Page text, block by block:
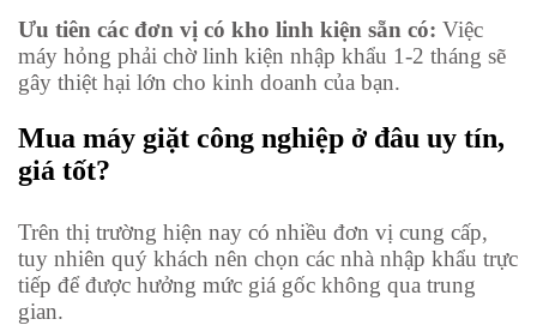
Ưu tiên các đơn vị có kho linh kiện sẵn có: Việc
máy hỏng phải chờ linh kiện nhập khẩu 1-2 tháng sẽ
gây thiệt hại lớn cho kinh doanh của bạn.
Mua máy giặt công nghiệp ở đâu uy tín,
giá tốt?
Trên thị trường hiện nay có nhiều đơn vị cung cấp,
tuy nhiên quý khách nên chọn các nhà nhập khẩu trực
tiếp để được hưởng mức giá gốc không qua trung
gian.